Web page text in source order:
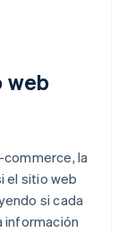
web
la
el sitio web
si cada
información